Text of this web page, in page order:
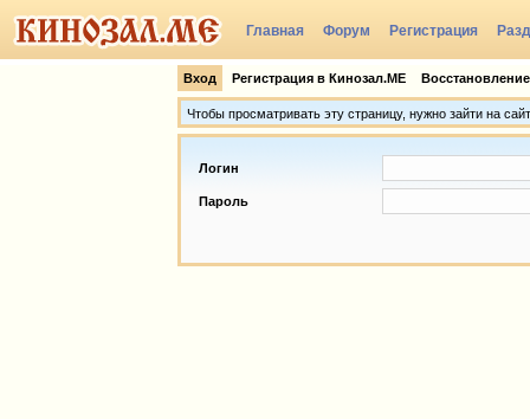
Главная Форум Регистрация
Вход Регистрация в Кинозал.МЕ
Чтобы просматривать эту страницу, нужно зайти на сайт
Логин
Пароль